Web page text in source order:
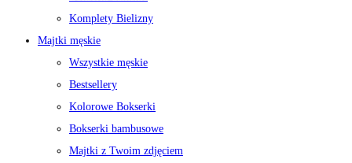
Komplety Bielizny
Majtki męskie
Wszystkie męskie
Bestsellery
Kolorowe Bokserki
Bokserki bambusowe
Majtki z Twoim zdjęciem